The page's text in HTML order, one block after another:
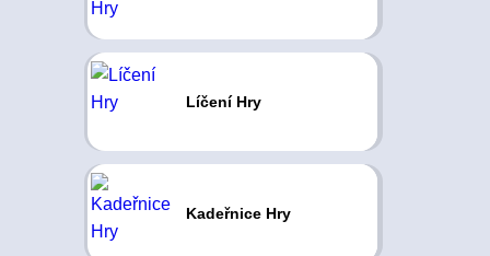
Líčení Hry
Kadeřnice Hry